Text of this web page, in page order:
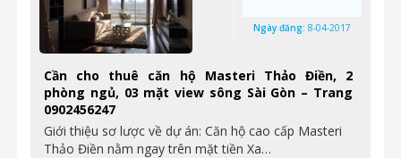
Cần cho thuê căn hộ Masteri Thảo Điền, 2
phòng ngủ, 03 mặt view sông Sài Gòn – Trang
0902456247
Giới thiệu sơ lược về dự án: Căn hộ cao cấp Masteri
Thảo Điền nằm ngay trên mặt tiền Xa…
Ngày đăng: 8-04-2017